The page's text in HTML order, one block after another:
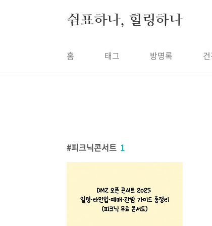
쉼표하나, 힐링하나
홈 태그 방명록
피크닉콘서트 1